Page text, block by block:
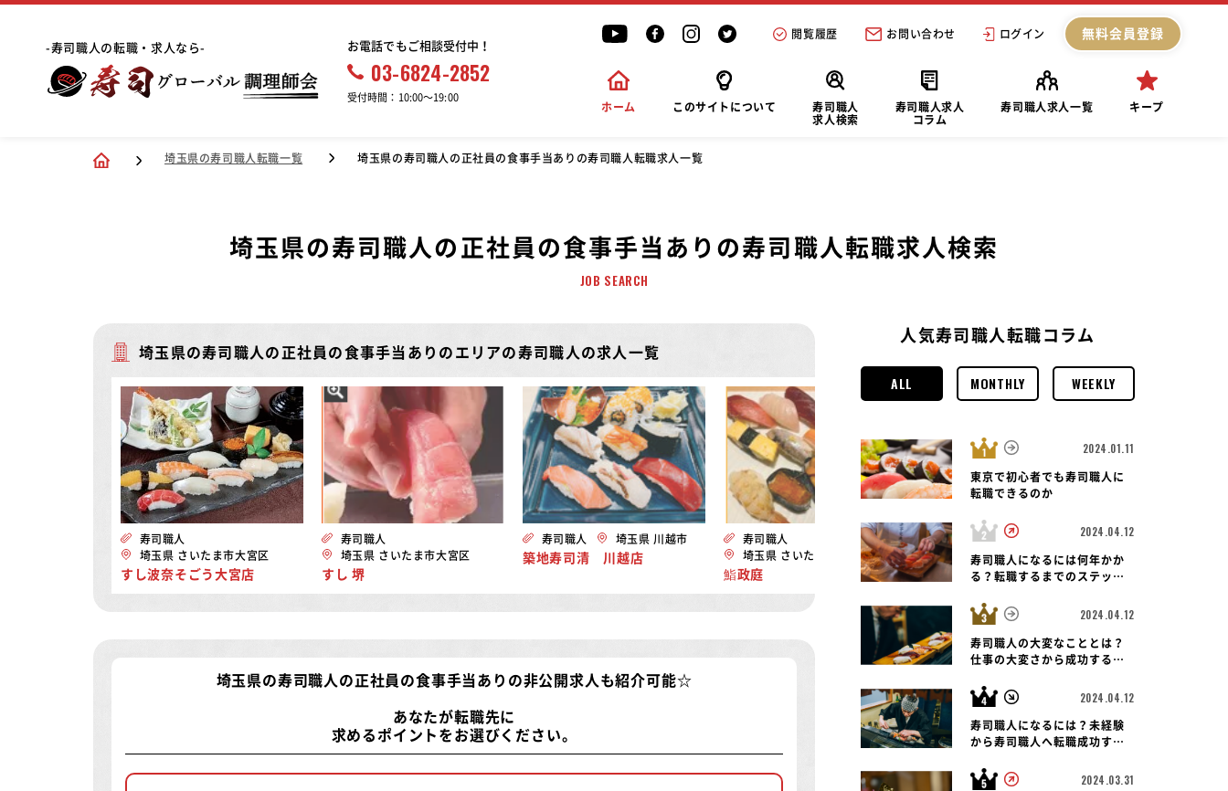
-寿司職人の転職・求人なら- お電話でもご相談受付中！
03-6824-2852
受付時間：10:00〜19:00
閲覧履歴 お問い合わせ ログイン 無料会員登録
ホーム このサイトについて
寿司職人
求人検索
寿司職人求人
コラム
寿司職人求人一覧 キープ
埼玉県の寿司職人転職一覧 埼玉県の寿司職人の正社員の食事手当ありの寿司職人転職求人一覧
埼玉県の寿司職人の正社員の食事手当ありの寿司職人転職求人検索
JOB SEARCH
埼玉県の寿司職人の正社員の食事手当ありのエリアの寿司職人の求人一覧
寿司職人
埼玉県 さいたま市大宮区
すし波奈そごう大宮店
寿司職人
埼玉県 さいたま市大宮区
すし 堺
寿司職人 埼玉県 川越市
築地寿司清 川越店
寿司職人
埼玉県 さいたま市大宮区
鮨政庭
寿司職人 埼玉県 川越市
や台ずし 南大塚駅前町
埼玉県の寿司職人の正社員の食事手当ありの非公開求人 も紹介可能☆
あなたが転職先に
求めるポイントをお選びください。
人気寿司職人転職コラム
ALL MONTHLY WEEKLY
2024.01.11
東京で初心者でも寿司職人に
転職できるのか
2024.04.12
寿司職人になるには何年かか
る？転職するまでのステップ
2024.04.12
寿司職人の大変なこととは？
仕事の大変さから成功する転
2024.04.12
寿司職人になるには？未経験
から寿司職人へ転職成功する
2024.03.31